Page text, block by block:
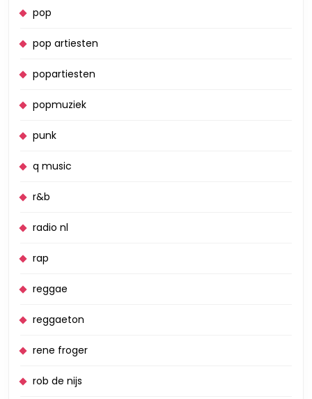
pop
pop artiesten
popartiesten
popmuziek
punk
q music
r&b
radio nl
rap
reggae
reggaeton
rene froger
rob de nijs